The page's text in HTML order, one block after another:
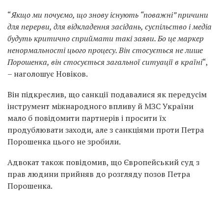
“Якщо ми почуємо, що знову існують “поважні” причини
для перерви, для відкладення засідань, суспільство і медіа
будуть критично сприймати такі заяви. Бо це маркер
ненормальності цього процесу. Він стосується не лише
Порошенка, він стосується загальної ситуації в країні“,
– наголошує Новіков.
Він підкреслив, що санкції подавалися як передусім
інструмент міжнародного впливу й МЗС України
мало б повідомити партнерів і просити їх
продублювати заходи, але з санкціями проти Петра
Порошенка цього не зробили.
Адвокат також повідомив, що Європейський суд з
прав людини прийняв до розгляду позов Петра
Порошенка.